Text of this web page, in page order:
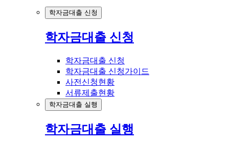
학자금대출 신청
학자금대출 신청
학자금대출 신청
학자금대출 신청가이드
사전신청현황
서류제출현황
학자금대출 실행
학자금대출 실행